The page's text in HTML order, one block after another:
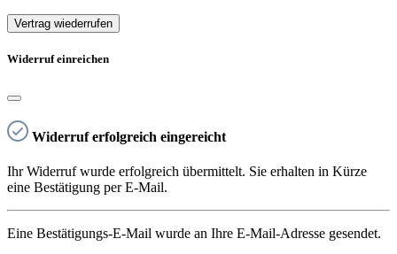
Vertrag wiederrufen
Widerruf einreichen
Widerruf erfolgreich eingereicht
Ihr Widerruf wurde erfolgreich übermittelt. Sie erhalten in Kürze
eine Bestätigung per E-Mail.
Eine Bestätigungs-E-Mail wurde an Ihre E-Mail-Adresse gesendet.